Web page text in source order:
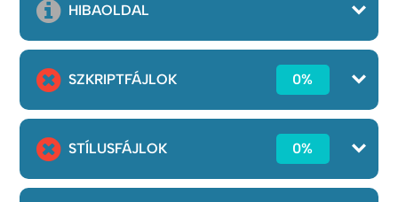
HIBAOLDAL
SZKRIPTFÁJLOK 0%
STÍLUSFÁJLOK 0%